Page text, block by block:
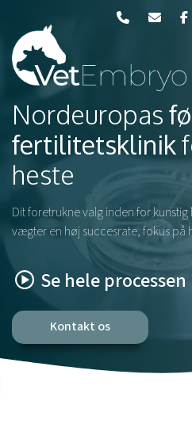
hovedindhold
Nordeuropas
fertilitetsklinik
heste
Dit foretrukne valg inden for
vægter en høj succesrate, fokus
Se hele
Kontakt os